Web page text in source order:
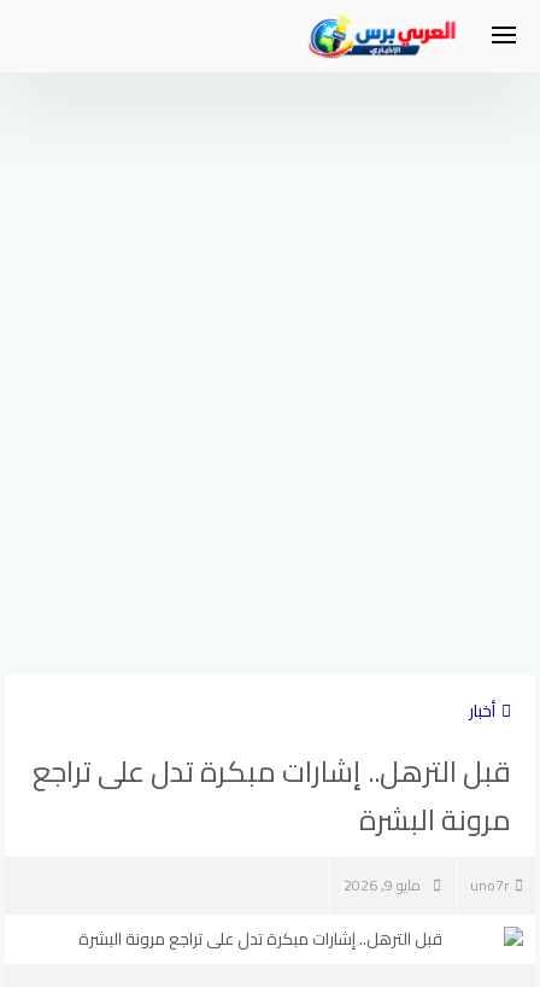
أخبار
قبل الترهل.. إشارات مبكرة تدل على تراجع
مرونة البشرة
uno7r مايو 9, 2026